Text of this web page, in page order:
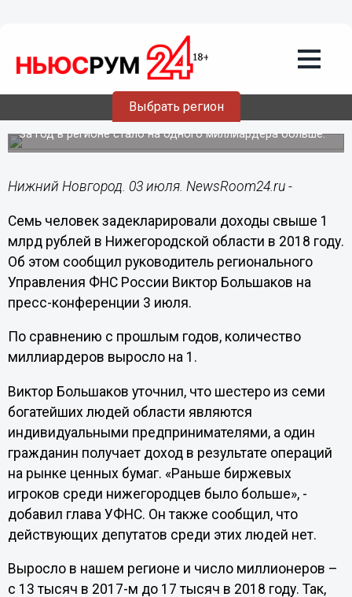
Выбрать регион
03.07.201817:00
7 миллиардеров насчитывается в
Нижегородской области в 2018 году
За год в регионе стало на одного миллиардера больше.
Нижний Новгород. 03 июля. NewsRoom24.ru -
Семь человек задекларировали доходы свыше 1
млрд рублей в Нижегородской области в 2018 году.
Об этом сообщил руководитель регионального
Управления ФНС России Виктор Большаков на
пресс-конференции 3 июля.
По сравнению с прошлым годов, количество
миллиардеров выросло на 1.
Виктор Большаков уточнил, что шестеро из семи
богатейших людей области являются
индивидуальными предпринимателями, а один
гражданин получает доход в результате операций
на рынке ценных бумаг. «Раньше биржевых
игроков среди нижегородцев было больше», -
добавил глава УФНС. Он также сообщил, что
действующих депутатов среди этих людей нет.
Выросло в нашем регионе и число миллионеров –
с 13 тысяч в 2017-м до 17 тысяч в 2018 году. Так,